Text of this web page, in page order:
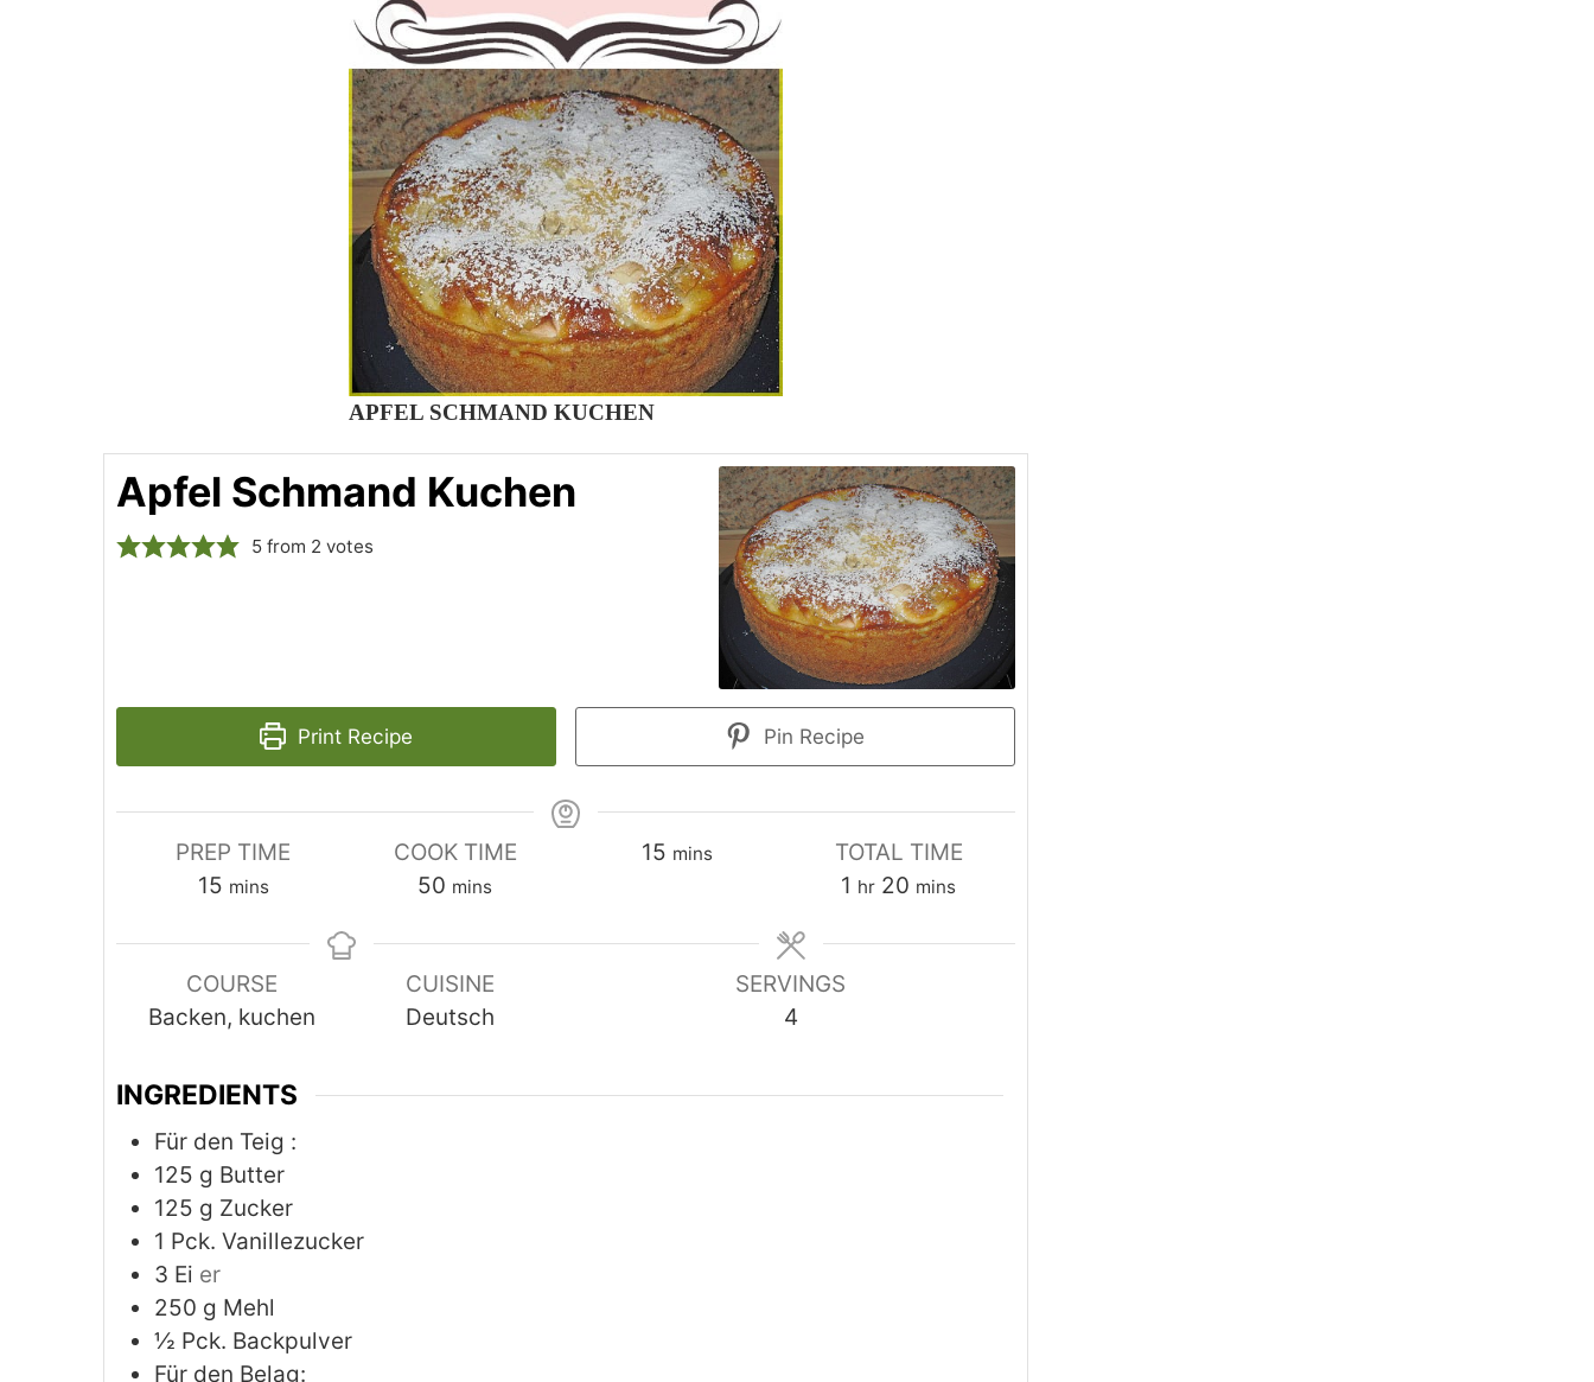
APFEL SCHMAND KUCHEN
Apfel Schmand Kuchen
5 from 2 votes
Print Recipe Pin Recipe
PREP TIME
15minutes
mins
COOK TIME
50 minutes
mins
15minutes
mins
TOTAL TIME
1 hour
hr 20 minutes
mins
COURSE
Backen, kuchen
CUISINE
Deutsch
SERVINGS
4
INGREDIENTS
Für den Teig :
125 g Butter
125 g Zucker
1 Pck. Vanillezucker
3 Ei er
250 g Mehl
½ Pck. Backpulver
Für den Belag: